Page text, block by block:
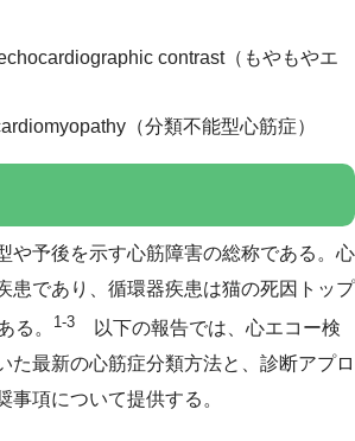
contrast（もやもやエ
（分類不能型心筋症）
や予後を示す心筋障害の総称である。心
患であり、循環器疾患は猫の死因トップ
る。
1-3 以下の報告では、心エコー検
た最新の心筋症分類方法と、診断アプロ
事項について提供する。